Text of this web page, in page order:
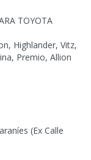
TOYOTA
Highlander, Vitz,
Premio, Allion
(Ex Calle